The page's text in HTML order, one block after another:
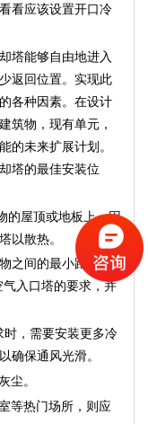
看应该设置开口冷
能够自由地进入
返回位置。实现此
各种因素。在设计
筑物，现有单元，
的未来扩展计划。
塔的最佳安装位
屋顶或地板上，因
以散热。
之间的最小距离不
入口塔的要求，并
，需要安装更多冷
确保通风光滑。
。
热门场所，则应